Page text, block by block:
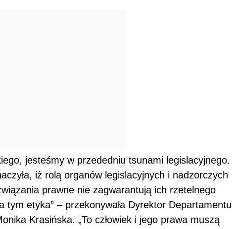
jesteśmy w przededniu tsunami legislacyjnego.
iż rolą organów legislacyjnych i nadzorczych
prawne nie zagwarantują ich rzetelnego
tym etyka” – przekonywała Dyrektor Departamentu
Krasińska. „To człowiek i jego prawa muszą